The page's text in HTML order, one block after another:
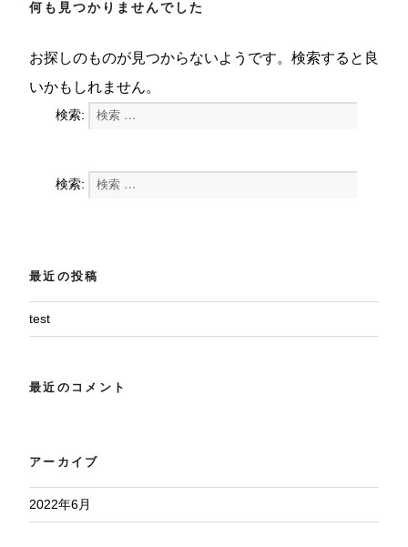
何も見つかりませんでした
お探しのものが見つからないようです。検索すると良
いかもしれません。
検索:
検索:
最近の投稿
test
最近のコメント
アーカイブ
2022年6月